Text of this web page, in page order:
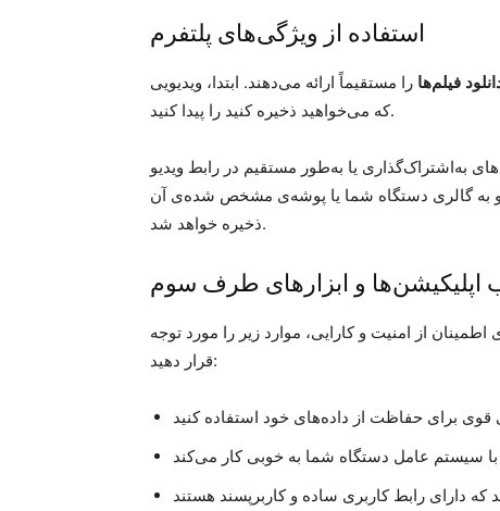
استفاده از ویژگی‌های پلتفرم
فیلم‌ها را مستقیماً ارائه می‌دهند. ابتدا، ویدیویی
که می‌خواهید ذخیره کنید را پیدا کنید.
به‌اشتراک‌گذاری یا به‌طور مستقیم در رابط ویدیو
به گالری دستگاه شما یا پوشه‌ی مشخص شده‌ی آن
ذخیره خواهد شد.
اپلیکیشن‌ها و ابزارهای طرف سوم
از امنیت و کارایی، موارد زیر را مورد توجه
قرار دهید: